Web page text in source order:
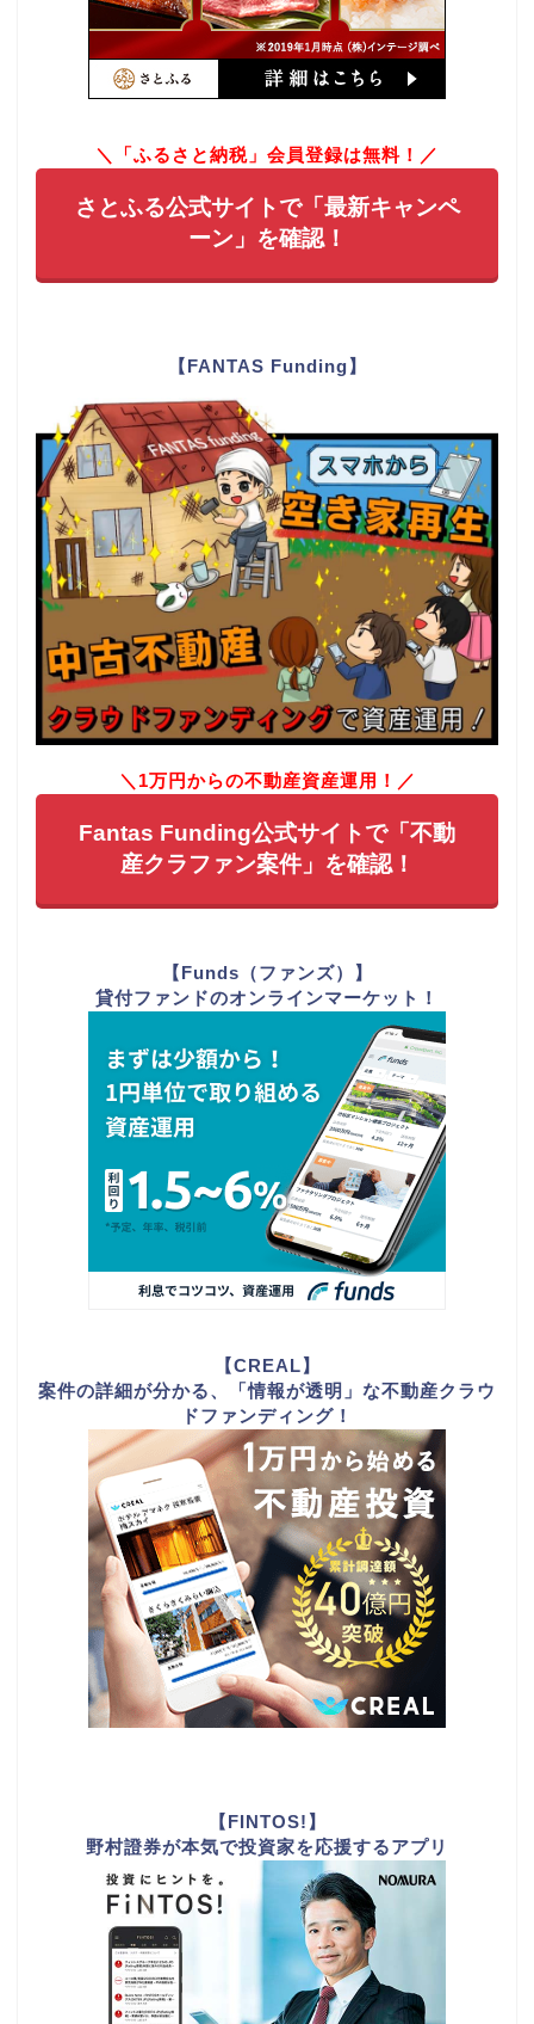
＼「ふるさと納税」会員登録は無料！／
さとふる公式サイトで「最新キャンペ
ーン」を確認！
【FANTAS Funding】
＼1万円からの不動産資産運用！／
Fantas Funding公式サイトで「不動
産クラファン案件」を確認！
【Funds（ファンズ）】
貸付ファンドのオンラインマーケット！
【CREAL】
案件の詳細が分かる、「情報が透明」な不動産クラウ
ドファンディング！
【FINTOS!】
野村證券が本気で投資家を応援するアプリ